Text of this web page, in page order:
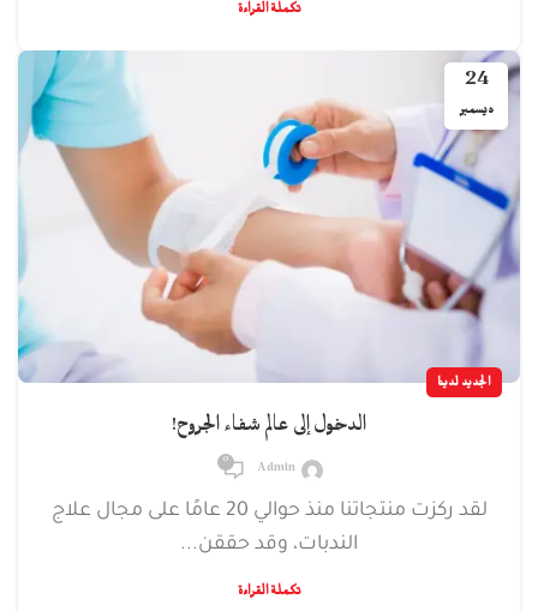
تكملة القراءة
24
ديسمبر
الجديد لدينا
الدخول إلى عالم شفاء الجروح!
Admin
0
لقد ركزت منتجاتنا منذ حوالي 20 عامًا على مجال علاج
الندبات، وقد حققن...
تكملة القراءة